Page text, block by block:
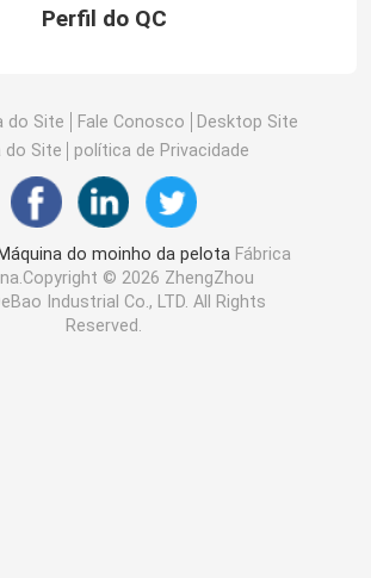
Perfil do QC
do Site Fale Conosco
Desktop Site
do Site
política de Privacidade
Máquina do moinho da pelota Fábrica
© 2026 ZhengZhou
Industrial Co., LTD. All Rights
Reserved.